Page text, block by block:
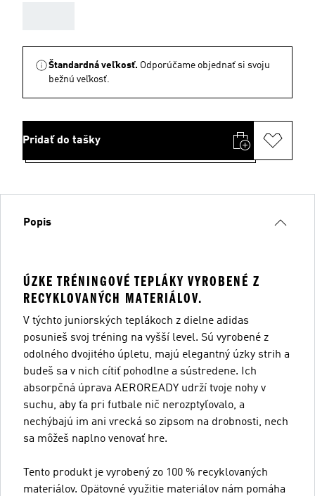
Štandardná veľkosť. Odporúčame objednať si svoju
bežnú veľkosť.
Pridať do tašky
Popis
ÚZKE TRÉNINGOVÉ TEPLÁKY VYROBENÉ Z
RECYKLOVANÝCH MATERIÁLOV.
V týchto juniorských teplákoch z dielne adidas
posunieš svoj tréning na vyšší level. Sú vyrobené z
odolného dvojitého úpletu, majú elegantný úzky strih a
budeš sa v nich cítiť pohodlne a sústredene. Ich
absorpčná úprava AEROREADY udrží tvoje nohy v
suchu, aby ťa pri futbale nič nerozptyľovalo, a
nechýbajú im ani vrecká so zipsom na drobnosti, nech
sa môžeš naplno venovať hre.
Tento produkt je vyrobený zo 100 % recyklovaných
materiálov. Opätovné využitie materiálov nám pomáha